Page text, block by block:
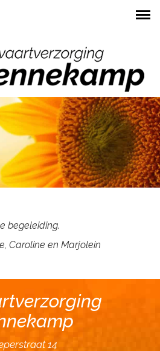
begeleiding.
Caroline en Marjolein
14